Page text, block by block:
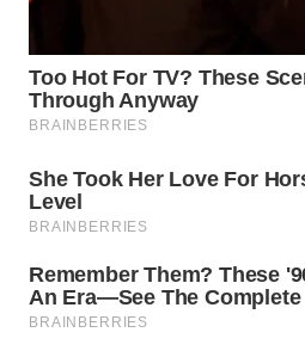
WAHANANEWS
CO ID
WAHANANEWS
NET
WAHANA
SPORT